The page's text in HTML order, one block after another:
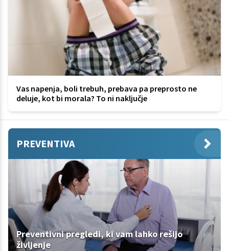
Vas napenja, boli trebuh, prebava pa preprosto ne
deluje, kot bi morala? To ni naključje
PREVENTIVA
Preventivni pregledi, ki vam lahko rešijo
življenje